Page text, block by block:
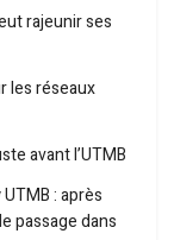
rajeunir ses
les réseaux
avant l’UTMB
: après
passage dans